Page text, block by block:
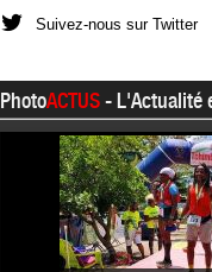
Suivez-nous sur Twitter
PhotoACTUS- L'Actualité